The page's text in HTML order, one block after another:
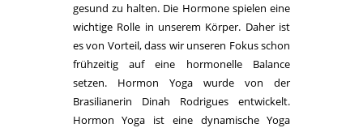
gesund zu halten. Die Hormone spielen eine
wichtige Rolle in unserem Körper. Daher ist
es von Vorteil, dass wir unseren Fokus schon
frühzeitig auf eine hormonelle Balance
setzen. Hormon Yoga wurde von der
Brasilianerin Dinah Rodrigues entwickelt.
Hormon Yoga ist eine dynamische Yoga